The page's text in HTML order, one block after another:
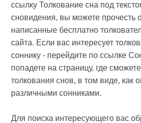
ссылку Толкование сна под
сновидения, вы можете прочесть
написанные бесплатно
сайта. Если вас интересует
соннику - перейдите по ссылке
попадете на страницу, где
толкования снов, в том виде, как
различными сонниками.
Для поиска интересующего вас